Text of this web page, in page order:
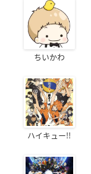
ちいかわ
ハイキュー!!